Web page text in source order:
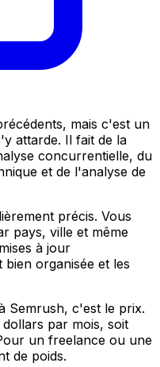
mais c'est un
attarde. Il fait de la
concurrentielle, du
et de l'analyse de
précis. Vous
pays, ville et même
à jour
organisée et les
Semrush, c'est le prix.
par mois, soit
un freelance ou une
de poids.